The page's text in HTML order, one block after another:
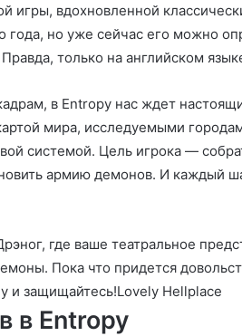
игры, вдохновленной
года, но уже сейчас его можно
только на английском
в Entropy нас ждет
мира, исследуемыми
системой. Цель игрока —
армию демонов. И каждый
где ваше театральное
Пока что придется
и защищайтесь!Lovely Hellplace
в Entropy